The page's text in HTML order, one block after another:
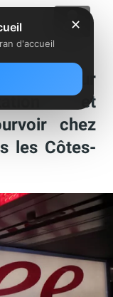
et
chez
les Côtes-
✕
d'accueil